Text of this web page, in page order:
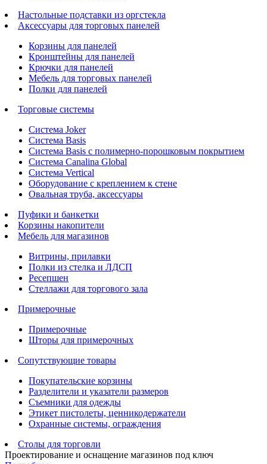
Настольные подставки из оргстекла
Аксессуары для торговых панелей
Корзины для панелей
Кронштейны для панелей
Крючки для панелей
Мебель для торговых панелей
Полки для панелей
Торговые системы
Система Joker
Система Basis
Система Basis с полимерно-порошковым покрытием
Система Canalina Global
Система Vertical
Оборудование с креплением к стене
Овальная труба, аксессуары
Пуфики и банкетки
Корзины накопители
Мебель для магазинов
Витрины, прилавки
Полки из стелка и ЛДСП
Ресепшен
Стеллажи для торгового зала
Примерочные
Примерочные
Шторы для примерочных
Сопутствующие товары
Покупательские корзины
Разделители и указатели размеров
Съемники для одежды
Этикет пистолеты, ценникодержатели
Охранные системы, ограждения
Столы для торговли
Проектирование и оснащение магазинов под ключ